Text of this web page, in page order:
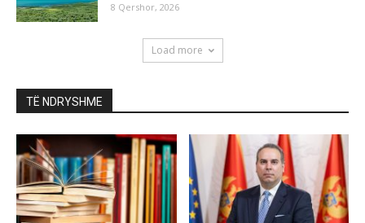
8 Qershor, 2026
Load more
TË NDRYSHME